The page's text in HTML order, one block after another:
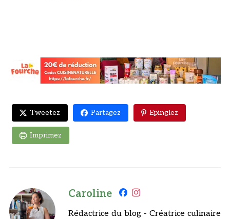
Tweetez Partagez Epinglez
Imprimez
Caroline
Rédactrice du blog - Créatrice culinaire